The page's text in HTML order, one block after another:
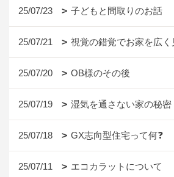
25/07/23 子どもと間取りのお話
25/07/21 視覚の錯覚でお家を広く
25/07/20 OB様のその後
25/07/19 湿気を通さない家の秘密
25/07/18 GX志向型住宅って何❓
25/07/11 エコカラットについて